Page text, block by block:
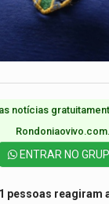
notícias
Rondoniaovivo.com.​
ENTRAR NO
1 pessoas reagiram